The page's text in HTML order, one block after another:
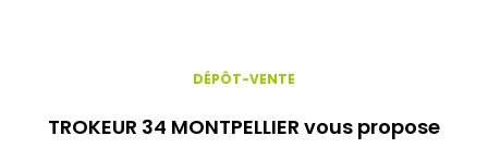
DÉPÔT-VENTE
TROKEUR 34 MONTPELLIER vous propose